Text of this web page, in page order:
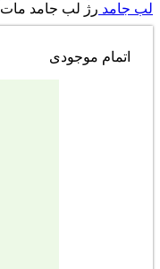
لب جامد رژ لب جامد مات M۲۸ کالیستا ۴ میلی لیتر
اتمام موجودی